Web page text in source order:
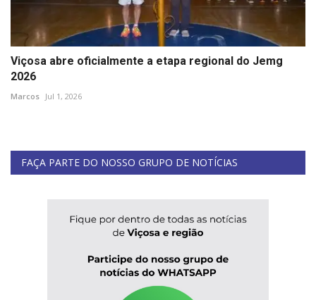
Viçosa abre oficialmente a etapa regional do Jemg
2026
Marcos Jul 1, 2026
FAÇA PARTE DO NOSSO GRUPO DE NOTÍCIAS